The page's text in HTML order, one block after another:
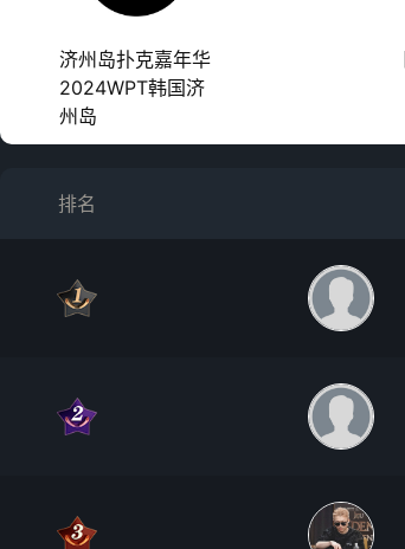
济州岛扑克嘉年华
2024WPT韩国济
州岛
排名